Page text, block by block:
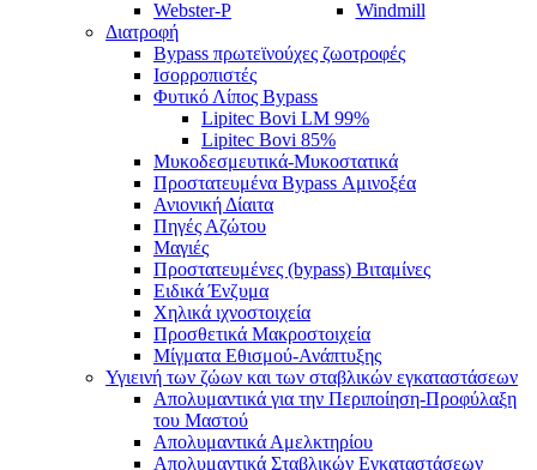
Webster-P
Windmill
Διατροφή
Bypass πρωτεϊνούχες ζωοτροφές
Ισορροπιστές
Φυτικό Λίπος Bypass
Lipitec Bovi LM 99%
Lipitec Bovi 85%
Μυκοδεσμευτικά-Μυκοστατικά
Προστατευμένα Bypass Αμινοξέα
Ανιονική Δίαιτα
Πηγές Αζώτου
Μαγιές
Προστατευμένες (bypass) Βιταμίνες
Ειδικά Ένζυμα
Χηλικά ιχνοστοιχεία
Προσθετικά Μακροστοιχεία
Μίγματα Εθισμού-Ανάπτυξης
Υγιεινή των ζώων και των σταβλικών εγκαταστάσεων
Απολυμαντικά για την Περιποίηση-Προφύλαξη
του Μαστού
Απολυμαντικά Αμελκτηρίου
Απολυμαντικά Σταβλικών Εγκαταστάσεων